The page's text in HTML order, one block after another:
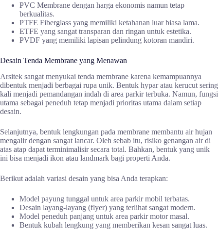
PVC Membrane dengan harga ekonomis namun tetap
berkualitas.
PTFE Fiberglass yang memiliki ketahanan luar biasa lama.
ETFE yang sangat transparan dan ringan untuk estetika.
PVDF yang memiliki lapisan pelindung kotoran mandiri.
Desain Tenda Membrane yang Menawan
Arsitek sangat menyukai tenda membrane karena kemampuannya
dibentuk menjadi berbagai rupa unik. Bentuk hypar atau kerucut sering
kali menjadi pemandangan indah di area parkir terbuka. Namun, fungsi
utama sebagai peneduh tetap menjadi prioritas utama dalam setiap
desain.
Selanjutnya, bentuk lengkungan pada membrane membantu air hujan
mengalir dengan sangat lancar. Oleh sebab itu, risiko genangan air di
atas atap dapat terminimalisir secara total. Bahkan, bentuk yang unik
ini bisa menjadi ikon atau landmark bagi properti Anda.
Berikut adalah variasi desain yang bisa Anda terapkan:
Model payung tunggal untuk area parkir mobil terbatas.
Desain layang-layang (flyer) yang terlihat sangat modern.
Model peneduh panjang untuk area parkir motor masal.
Bentuk kubah lengkung yang memberikan kesan sangat luas.